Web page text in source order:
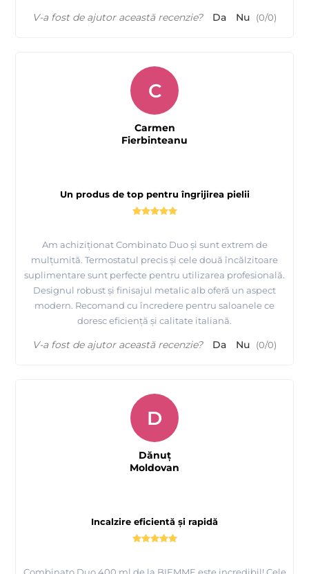
V-a fost de ajutor această recenzie? Da Nu (0/0)
Un produs de top pentru îngrijirea pielii
Am achiziționat Combinato Duo și sunt extrem de
mulțumită. Termostatul precis și cele două încălzitoare
suplimentare sunt perfecte pentru utilizarea profesională.
Designul robust și finisajul metalic alb oferă un aspect
modern. Recomand cu încredere pentru saloanele ce
doresc eficiență și calitate italiană.
C
Carmen
Fierbinteanu
V-a fost de ajutor această recenzie? Da Nu (0/0)
Incalzire eficientă și rapidă
D
Dănuț
Moldovan